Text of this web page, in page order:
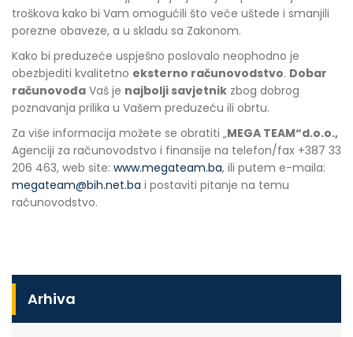
troškova kako bi Vam omogućili što veće uštede i smanjili
porezne obaveze, a u skladu sa Zakonom.
Kako bi preduzeće uspješno poslovalo neophodno je
obezbjediti kvalitetno eksterno računovodstvo. Dobar
računovođa Vaš je najbolji savjetnik zbog dobrog
poznavanja prilika u Vašem preduzeću ili obrtu.
Za više informacija možete se obratiti „MEGA TEAM“d.o.o.,
Agenciji za računovodstvo i finansije na telefon/fax +387 33
206 463, web site: www.megateam.ba, ili putem e-maila:
megateam@bih.net.ba i postaviti pitanje na temu
računovodstvo.
Arhiva